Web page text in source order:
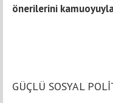
önerilerini
GÜÇLÜ SOSYAL